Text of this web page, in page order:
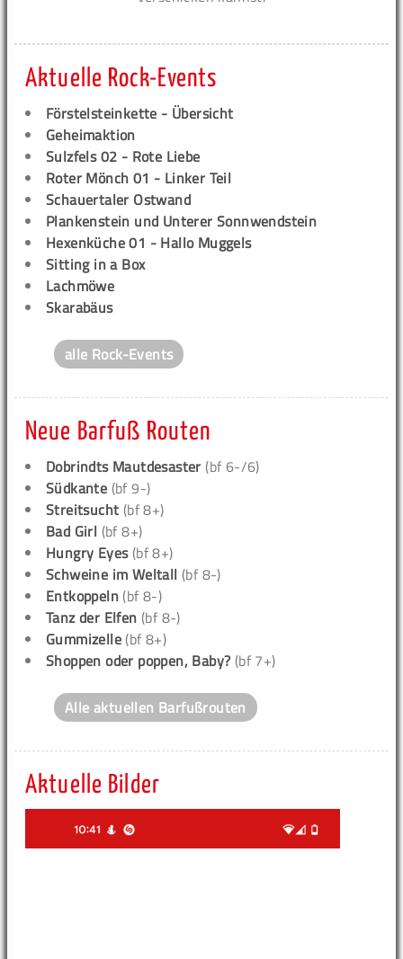
Aktuelle Rock-Events
Förstelsteinkette - Übersicht
Geheimaktion
Sulzfels 02 - Rote Liebe
Roter Mönch 01 - Linker Teil
Schauertaler Ostwand
Plankenstein und Unterer Sonnwendstein
Hexenküche 01 - Hallo Muggels
Sitting in a Box
Lachmöwe
Skarabäus
alle Rock-Events
Neue Barfuß Routen
Dobrindts Mautdesaster (bf 6-/6)
Südkante (bf 9-)
Streitsucht (bf 8+)
Bad Girl (bf 8+)
Hungry Eyes(bf 8+)
Schweine im Weltall (bf 8-)
Entkoppeln (bf 8-)
Tanz der Elfen (bf 8-)
Gummizelle (bf 8+)
Shoppen oder poppen, Baby? (bf 7+)
Alle aktuellen Barfußrouten
Aktuelle Bilder